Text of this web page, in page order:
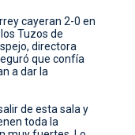
cayeran 2-0 en
Tuzos de
directora
que confía
a dar la
de esta sala y
toda la